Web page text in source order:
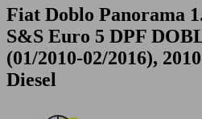
Fiat Doblo Panorama
S&S Euro 5 DPF
(01/2010-02/2016),
Diesel